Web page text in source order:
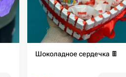
Шоколадное сердечка 🍫